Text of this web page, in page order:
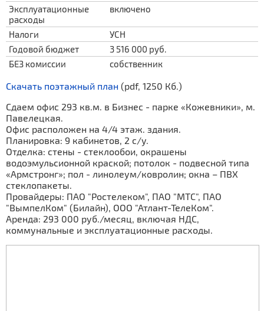
Эксплуатационные
расходы
включено
Налоги
УСН
Годовой бюджет
3 516 000 руб.
БЕЗ комиссии
собственник
Скачать поэтажный план (pdf, 1250 Кб.)
Сдаем офис 293 кв.м. в Бизнес - парке «Кожевники», м.
Павелецкая.
Офис расположен на 4/4 этаж. здания.
Планировка: 9 кабинетов, 2 с/у.
Отделка: стены - стеклообои, окрашены
водоэмульсионной краской; потолок - подвесной типа
«Армстронг»; пол - линолеум/ковролин; окна – ПВХ
стеклопакеты.
Провайдеры: ПАО "Ростелеком", ПАО "МТС", ПАО
"ВымпелКом" (Билайн), ООО "Атлант-ТелеКом".
Аренда: 293 000 руб./месяц, включая НДС,
коммунальные и эксплуатационные расходы.